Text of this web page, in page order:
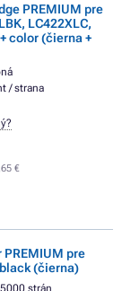
PREMIUM pre
LC422XLC,
color (čierna +
/ strana
€
pre
black (čierna)